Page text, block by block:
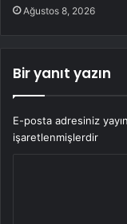
Ağustos 8, 2026
Bir yanıt yazın
E-posta adresiniz
işaretlenmişlerdir